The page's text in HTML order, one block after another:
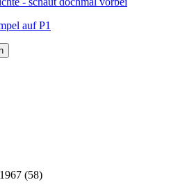
auf P1
(58)